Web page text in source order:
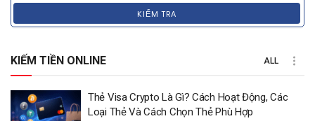
KIỂM TRA
KIẾM TIỀN ONLINE ALL
Thẻ Visa Crypto Là Gì? Cách Hoạt Động, Các
Loại Thẻ Và Cách Chọn Thẻ Phù Hợp